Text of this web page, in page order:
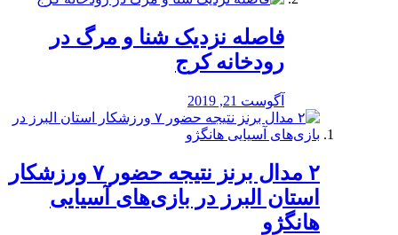
️فاصله نزدیک شنا و مرگ در
رودخانه کرج
آگوست 21, 2019
۲ مدال برنز نتیجه حضور ۷ ورزشکار
استان البرز در بازی‌های آسیایی
هانگژو